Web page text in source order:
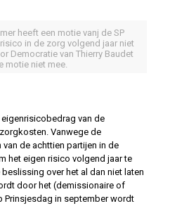
heeft een motie vanj de SP
in de zorg volgend jaar niet
Democratie van Thierry Baudet
motie niet mee.
van de
Vanwege de
de achttien partijen in de
het eigen risico volgend jaar te
over het al dan niet laten
door het (demissionaire of
Prinsjesdag in september wordt